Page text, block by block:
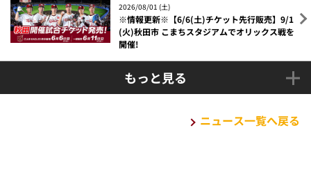
2026/08/01 (土)
※情報更新※【6/6(土)チケット先行販売】9/1
(火)秋田市 こまちスタジアムでオリックス戦を
開催!
もっと見る
ニュース一覧へ戻る